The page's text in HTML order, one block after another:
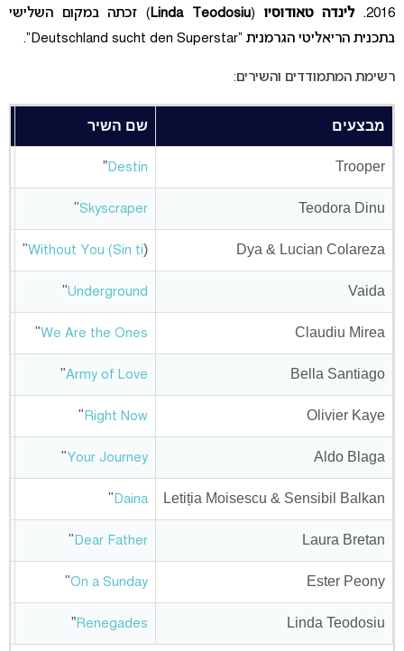
2016.
לינדה טאודוסיו(
Linda Teodosiu) זכתה במקום השלישי
בתכנית הריאליטי הגרמנית “Deutschland sucht den Superstar”.
רשימת המתמודדים והשירים:
מבצעים שם השיר
Trooper
Destin
”
Teodora Dinu
Skyscraper
"
Dya & Lucian Colareza
Without You (Sin ti)"
Vaida
Underground
"
Claudiu Mirea
We Are the Ones
"
Bella Santiago
Army of Love
"
Olivier Kaye
Right Now
"
Aldo Blaga
Your Journey
"
Letiția Moisescu & Sensibil Balkan
Daina
"
Laura Bretan
Dear Father
"
Ester Peony
On a Sunday
"
Linda Teodosiu
Renegades
”